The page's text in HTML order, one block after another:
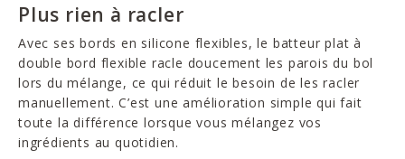
Plus rien à racler
Avec ses bords en silicone flexibles, le batteur plat à
double bord flexible racle doucement les parois du bol
lors du mélange, ce qui réduit le besoin de les racler
manuellement. C’est une amélioration simple qui fait
toute la différence lorsque vous mélangez vos
ingrédients au quotidien.